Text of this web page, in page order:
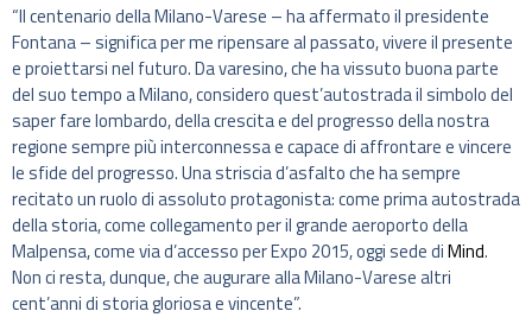
“Il centenario della Milano-Varese – ha affermato il presidente
Fontana – significa per me ripensare al passato, vivere il presente
e proiettarsi nel futuro. Da varesino, che ha vissuto buona parte
del suo tempo a Milano, considero quest’autostrada il simbolo del
saper fare lombardo, della crescita e del progresso della nostra
regione sempre più interconnessa e capace di affrontare e vincere
le sfide del progresso. Una striscia d’asfalto che ha sempre
recitato un ruolo di assoluto protagonista: come prima autostrada
della storia, come collegamento per il grande aeroporto della
Malpensa, come via d’accesso per Expo 2015, oggi sede diMind.
Non ci resta, dunque, che augurare alla Milano-Varese altri
cent’anni di storia gloriosa e vincente”.